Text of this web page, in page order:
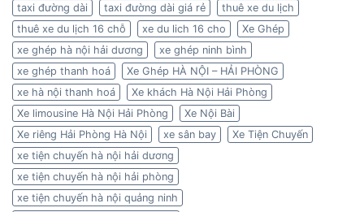
taxi đường dài
taxi đường dài giá rẻ
thuê xe du lịch
thuê xe du lịch 16 chỗ
xe du lich 16 cho
Xe Ghép
xe ghép hà nội hải dương
xe ghép ninh bình
xe ghép thanh hoá
Xe Ghép HÀ NỘI – HẢI PHÒNG
xe hà nội thanh hoá
Xe khách Hà Nội Hải Phòng
Xe limousine Hà Nội Hải Phòng
Xe Nội Bài
Xe riêng Hải Phòng Hà Nội
xe sân bay
Xe Tiện Chuyến
xe tiện chuyến hà nội hải dương
xe tiện chuyến hà nội hải phòng
xe tiện chuyến hà nội quảng ninh